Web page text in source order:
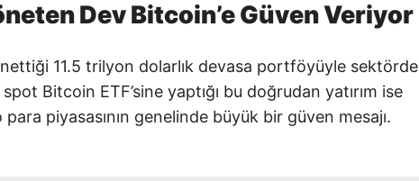
Dev Bitcoin’e Güven Veriyor
11.5 trilyon dolarlık devasa portföyüyle sektörde
Bitcoin ETF’sine yaptığı bu doğrudan yatırım ise
piyasasının genelinde büyük bir güven mesajı.